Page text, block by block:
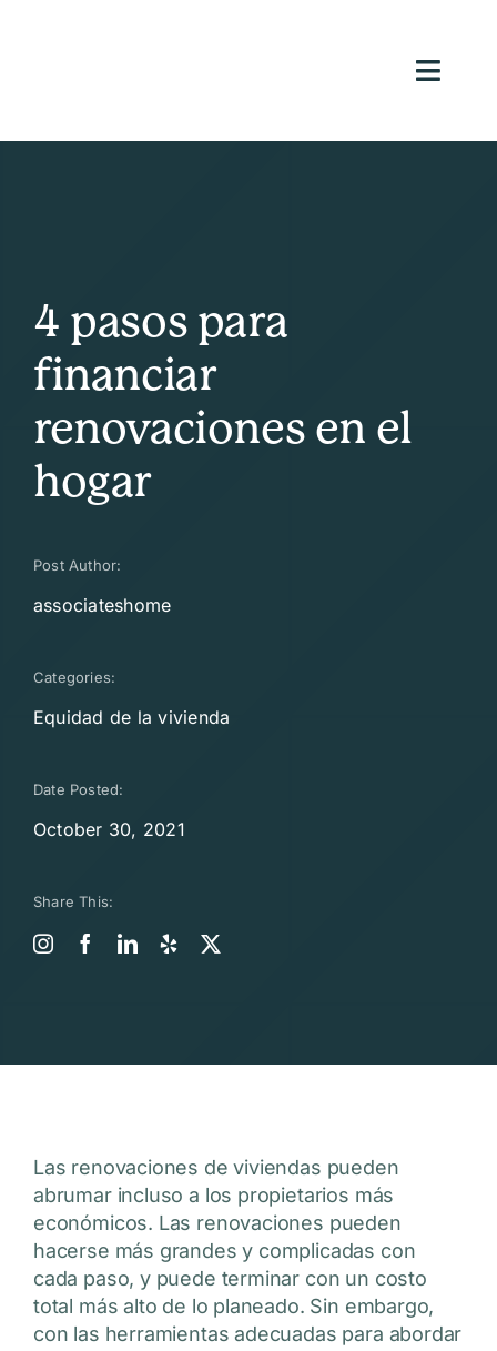
4 pasos para
financiar
renovaciones en el
hogar
Post Author:
associateshome
Categories:
Equidad de la vivienda
Date Posted:
October 30, 2021
Share This:
Las renovaciones de viviendas pueden
abrumar incluso a los propietarios más
económicos. Las renovaciones pueden
hacerse más grandes y complicadas con
cada paso, y puede terminar con un costo
total más alto de lo planeado. Sin embargo,
con las herramientas adecuadas para abordar